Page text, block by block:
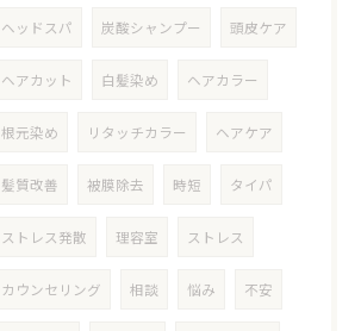
ヘッドスパ 炭酸シャンプー 頭皮ケア
ヘアカット 白髪染め ヘアカラー
根元染め リタッチカラー ヘアケア
髪質改善 被膜除去 時短 タイパ
ストレス発散 理容室 ストレス
カウンセリング 相談 悩み 不安